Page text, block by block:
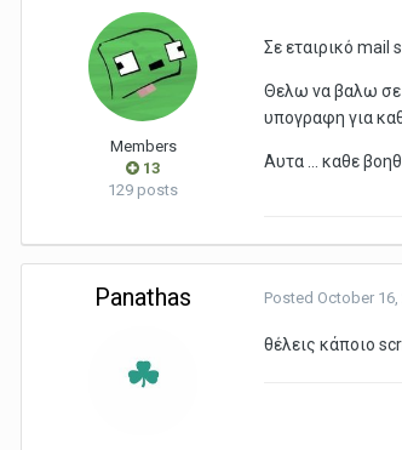
Members
13
129 posts
Σε εταιρικό mail
Θελω να βαλω σε
υπογραφη για
Αυτα ... καθε
Panathas Posted October 16,
θέλεις κάποιο